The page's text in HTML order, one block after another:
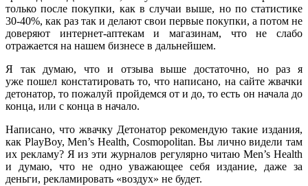
только после покупки, как в случаи выше, но по статистике
30-40%, как раз так и делают свои первые покупки, а потом не
доверяют интернет-аптекам и магазинам, что не слабо
отражается на нашем бизнесе в дальнейшем.
Я так думаю, что и отзыва выше достаточно, но раз я
уже пошел констатировать то, что написано, на сайте жвачки
детонатор, то пожалуй пройдемся от и до, то есть он начала до
конца, или с конца в начало.
Написано, что жвачку Детонатор рекомендую такие издания,
как PlayBoy, Men’s Health, Cosmopolitan. Вы лично видели там
их рекламу? Я из эти журналов регулярно читаю Men’s Health
и думаю, что не одно уважающее себя издание, даже за
деньги, рекламировать «воздух» не будет.